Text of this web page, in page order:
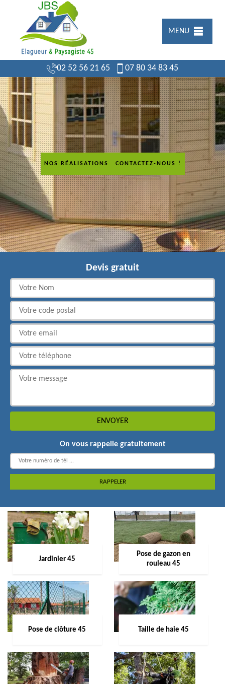
MENU
02 52 56 21 65 07 80 34 83 45
NOS RÉALISATIONS CONTACTEZ-NOUS !
Devis gratuit
On vous rappelle gratuitement
Jardinier 45
Pose de gazon en
rouleau 45
Pose de clôture 45 Taille de haie 45